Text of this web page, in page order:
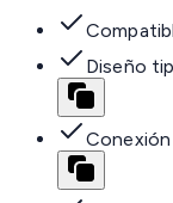
Diseño